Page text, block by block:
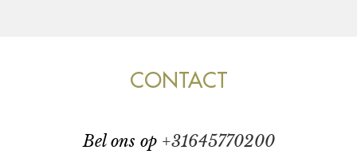
CONTACT
bel ons op +31645770200